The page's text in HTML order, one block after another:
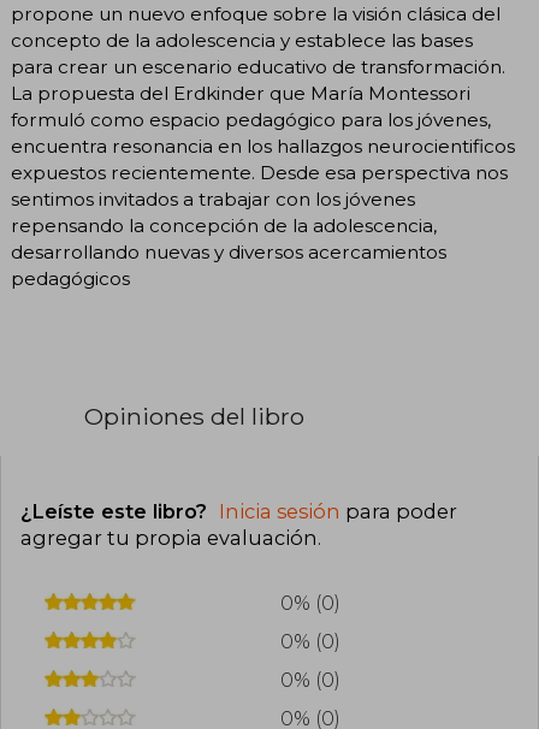
propone un nuevo enfoque sobre la visión clásica del
concepto de la adolescencia y establece las bases
para crear un escenario educativo de transformación.
La propuesta del Erdkinder que María Montessori
formuló como espacio pedagógico para los jóvenes,
encuentra resonancia en los hallazgos neurocientificos
expuestos recientemente. Desde esa perspectiva nos
sentimos invitados a trabajar con los jóvenes
repensando la concepción de la adolescencia,
desarrollando nuevas y diversos acercamientos
pedagógicos
Opiniones del libro
¿Leíste este libro? Inicia sesión para poder
agregar tu propia evaluación.
0% (0)
0% (0)
0% (0)
0% (0)